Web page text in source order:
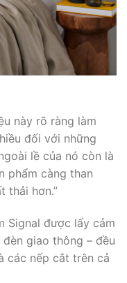
này rõ ràng làm
đối với những
lề của nó còn là
phẩm càng than
thải hơn.”
Signal được lấy cảm
giao thông – đều
các nếp cắt trên cả